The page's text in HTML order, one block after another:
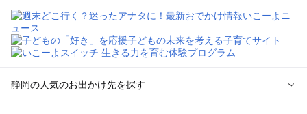
静岡の人気のお出かけ先を探す